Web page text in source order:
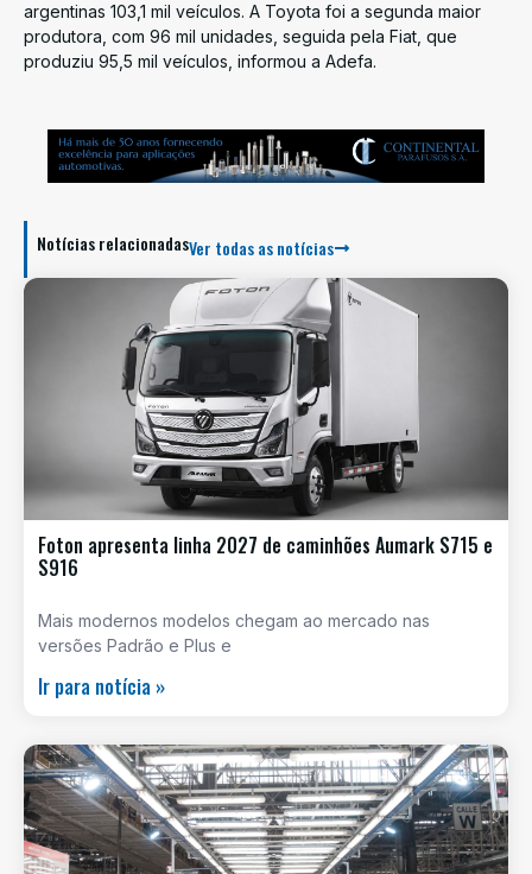
argentinas 103,1 mil veículos. A Toyota foi a segunda maior
produtora, com 96 mil unidades, seguida pela Fiat, que
produziu 95,5 mil veículos, informou a Adefa.
Notícias relacionadasVer todas as notícias
Foton apresenta linha 2027 de caminhões Aumark S715 e
S916
Mais modernos modelos chegam ao mercado nas
versões Padrão e Plus e
Ir para notícia »